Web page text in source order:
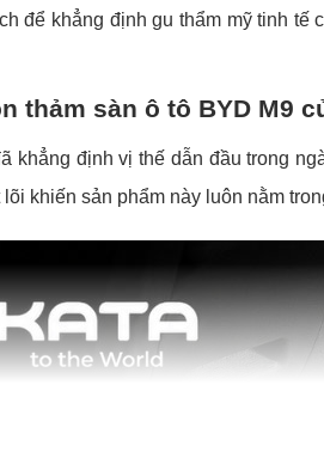
để khẳng định gu thẩm mỹ tinh
thảm sàn ô tô BYD M9
khẳng định vị thế dẫn đầu trong
khiến sản phẩm này luôn nằm